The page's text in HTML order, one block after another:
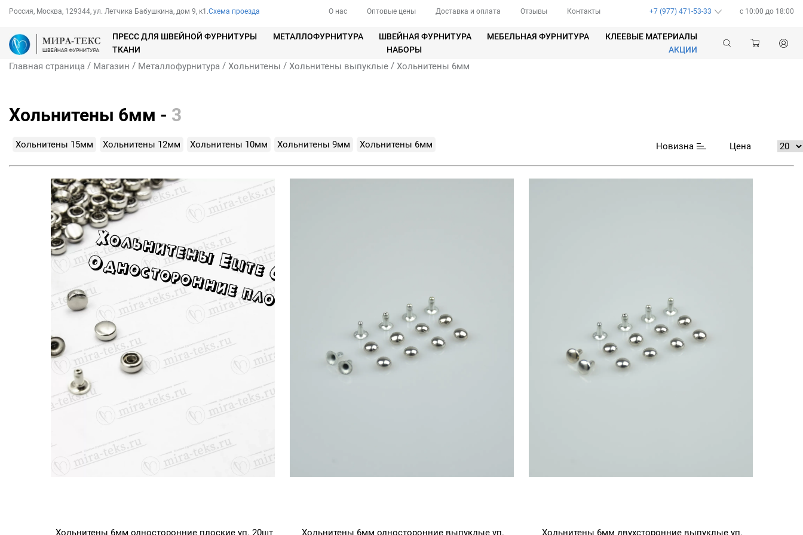
Россия, Москва, 129344, ул. Летчика Бабушкина, дом 9, к1.Схема проезда О нас Оптовые цены Доставка и оплата Отзывы Контакты +7 (977) 471-53-33 c 10:00 до 18:00
ПРЕСС ДЛЯ ШВЕЙНОЙ ФУРНИТУРЫ МЕТАЛЛОФУРНИТУРА ШВЕЙНАЯ ФУРНИТУРА МЕБЕЛЬНАЯ ФУРНИТУРА
КЛЕЕВЫЕ МАТЕРИАЛЫ
ТКАНИ
НАБОРЫ АКЦИИ
Главная страница / Магазин / Металлофурнитура / Хольнитены / Хольнитены выпуклые / Хольнитены 6мм
Хольнитены 6мм - 3
Хольнитены 15мм Хольнитены 12мм Хольнитены 10мм Хольнитены 9мм Хольнитены 6мм Новизна Цена
Хольнитены 6мм односторонние плоские уп. 20шт
Хольнитены 6мм односторонние выпуклые уп.
Хольнитены 6мм двухсторонние выпуклые уп.